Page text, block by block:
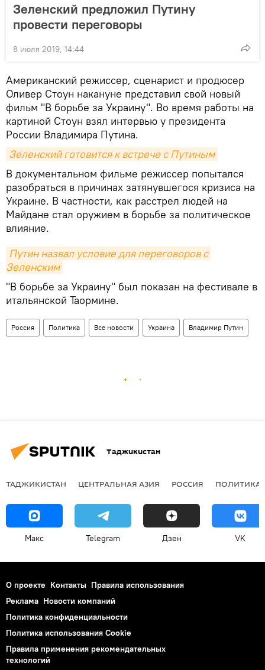
Зеленский предложил Путину
провести переговоры
8 июля 2019, 14:44
Американский режиссер, сценарист и продюсер
Оливер Стоун накануне представил свой новый
фильм "В борьбе за Украину". Во время работы на
картиной Стоун взял интервью у президента
России Владимира Путина.
Зеленский готовится к встрече с Путиным
В документальном фильме режиссер попытался
разобраться в причинах затянувшегося кризиса на
Украине. В частности, как расстрел людей на
Майдане стал оружием в борьбе за политическое
влияние.
Путин назвал условие для переговоров с
Зеленским
"В борьбе за Украину" был показан на фестивале в
итальянской Таормине.
Россия Политика Все новости Украина Владимир Путин
Таджикистан
ТАДЖИКИСТАН ЦЕНТРАЛЬНАЯ АЗИЯ РОССИЯ ПОЛИТИКА
Макс Telegram Дзен VK
О проекте Контакты Правила использования
Реклама Новости компаний
Политика конфиденциальности
Политика использования Cookie
Правила применения рекомендательных
технологий